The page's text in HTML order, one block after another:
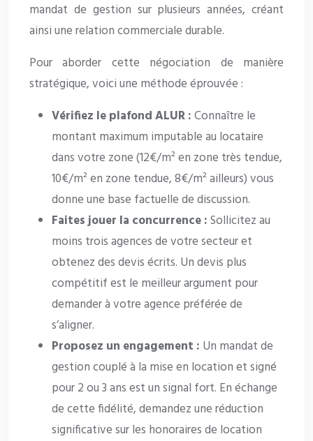
mandat de gestion sur plusieurs années, créant
ainsi une relation commerciale durable.
Pour aborder cette négociation de manière
stratégique, voici une méthode éprouvée :
Vérifiez le plafond ALUR :Connaître le
montant maximum imputable au locataire
dans votre zone (12€/m² en zone très tendue,
10€/m² en zone tendue, 8€/m² ailleurs) vous
donne une base factuelle de discussion.
Faites jouer la concurrence :Sollicitez au
moins trois agences de votre secteur et
obtenez des devis écrits. Un devis plus
compétitif est le meilleur argument pour
demander à votre agence préférée de
s’aligner.
Proposez un engagement : Un mandat de
gestion couplé à la mise en location et signé
pour 2 ou 3 ans est un signal fort. En échange
de cette fidélité, demandez une réduction
significative sur les honoraires de location